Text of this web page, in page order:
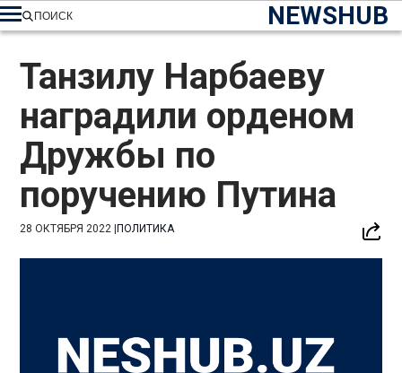
NEWSHUB
ПОИСК
Танзилу Нарбаеву
наградили орденом
Дружбы по
поручению Путина
28 ОКТЯБРЯ 2022 ПОЛИТИКА